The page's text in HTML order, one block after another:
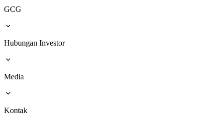
GCG
Hubungan Investor
Media
Kontak